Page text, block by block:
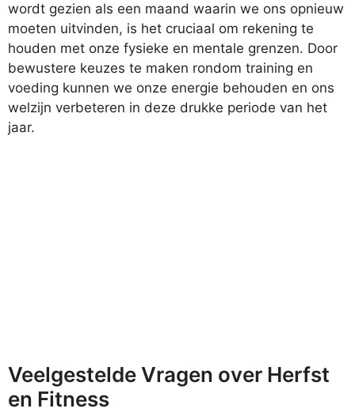
wordt gezien als een maand waarin we ons opnieuw
moeten uitvinden, is het cruciaal om rekening te
houden met onze fysieke en mentale grenzen. Door
bewustere keuzes te maken rondom training en
voeding kunnen we onze energie behouden en ons
welzijn verbeteren in deze drukke periode van het
jaar.
Veelgestelde Vragen over Herfst
en Fitness